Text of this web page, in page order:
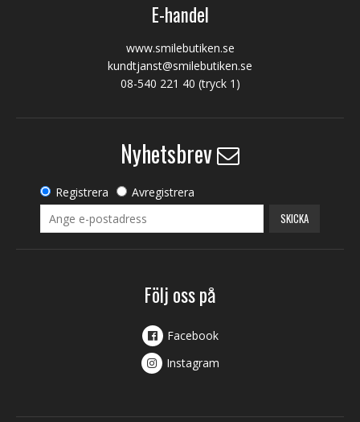
E-handel
www.smilebutiken.se
kundtjanst@smilebutiken.se
08-540 221 40 (tryck 1)
Nyhetsbrev
Registrera Avregistrera
SKICKA
Följ oss på
Facebook
Instagram